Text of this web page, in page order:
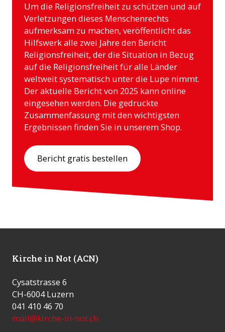
Um die Religionsfreiheit zu schützen und auf
Verletzungen dieses Menschenrechts
aufmerksam zu machen, veröffentlicht das
Hilfswerk alle zwei Jahre den Bericht
Religionsfreiheit, der die Situation in Bezug
auf die Religionsfreiheit für alle Länder
weltweit systematisch unter die Lupe nimmt.
Der aktuelle Bericht von 2025 kann online
eingesehen werden. Die gedruckte
Zusammenfassung mit den wichtigsten
Ergebnissen finden Sie in unserem Shop.
Bericht gratis bestellen
Kirche in Not (ACN)
Cysatstrasse 6
CH-6004 Luzern
041 410 46 70
mail@kirche-in-not.ch